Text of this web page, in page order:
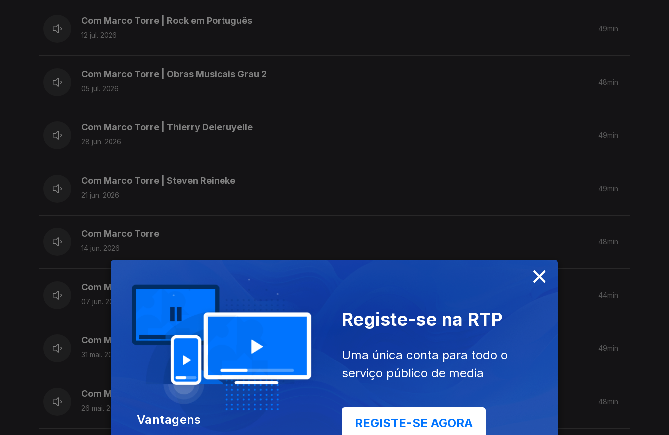
Com Marco Torre | Rock em Português
12 jul. 2026
49min
Com Marco Torre | Obras Musicais Grau 2
05 jul. 2026
48min
Com Marco Torre | Thierry Deleruyelle
28 jun. 2026
49min
Com Marco Torre | Steven Reineke
21 jun. 2026
49min
Com Marco Torre
14 jun. 2026
48min
Com Marco Torre | Dia de Portugal
07 jun. 2026
44min
Com Marco Torre
31 mai. 2026
49min
Com Marco Torre
26 mai. 2026
48min
×
Vantagens
Registe-se na RTP
Uma única conta para todo o
serviço público de media
REGISTE-SE AGORA